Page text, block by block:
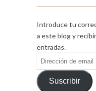
Introduce tu
a este blog y
entradas.
Dirección
de
emailSuscribir